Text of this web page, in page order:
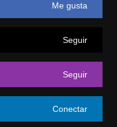
Me gusta
Seguir
Seguir
Conectar